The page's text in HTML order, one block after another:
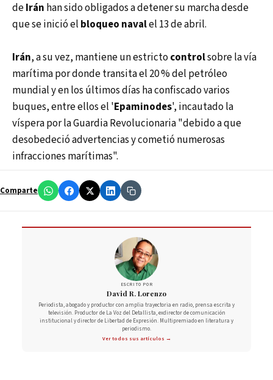
deIrán han sido obligados a detener su marcha desde
que se inició el bloqueo navalel 13 de abril.
Irán, a su vez, mantiene un estrictocontrolsobre la vía
marítima por donde transita el 20 % del petróleo
mundial y en los últimos días ha confiscado varios
buques, entre ellos el 'Epaminodes', incautado la
víspera por la Guardia Revolucionaria "debido a que
desobedeció advertencias y cometió numerosas
infracciones marítimas".
Comparte
ESCRITO POR
David R. Lorenzo
Periodista, abogado y productor con amplia trayectoria en radio, prensa escrita y
televisión. Productor de La Voz del Detallista, exdirector de comunicación
institucional y director de Libertad de Expresión. Multipremiado en literatura y
periodismo.
Ver todos sus artículos →